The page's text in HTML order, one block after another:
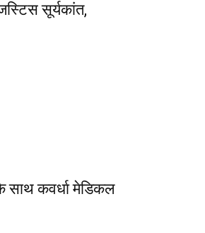
सूर्यकांत,
साथ कवर्धा मेडिकल